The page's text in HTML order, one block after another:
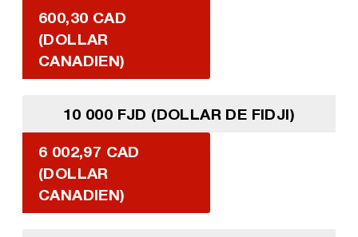
600,30 CAD
(DOLLAR
CANADIEN)
10 000 FJD (DOLLAR DE FIDJI)
6 002,97 CAD
(DOLLAR
CANADIEN)